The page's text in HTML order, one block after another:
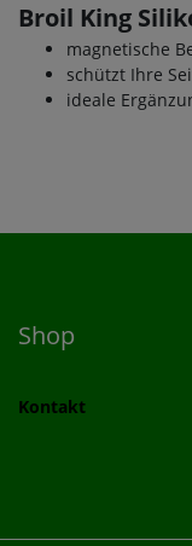
Broil King
magnetische
schützt Ihre
ideale
Shop
Kontakt